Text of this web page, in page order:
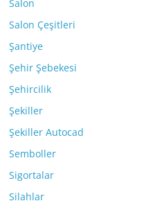
Salon
Salon Çeşitleri
Şantiye
Şehir Şebekesi
Şehircilik
Şekiller
Şekiller Autocad
Semboller
Sigortalar
Silahlar